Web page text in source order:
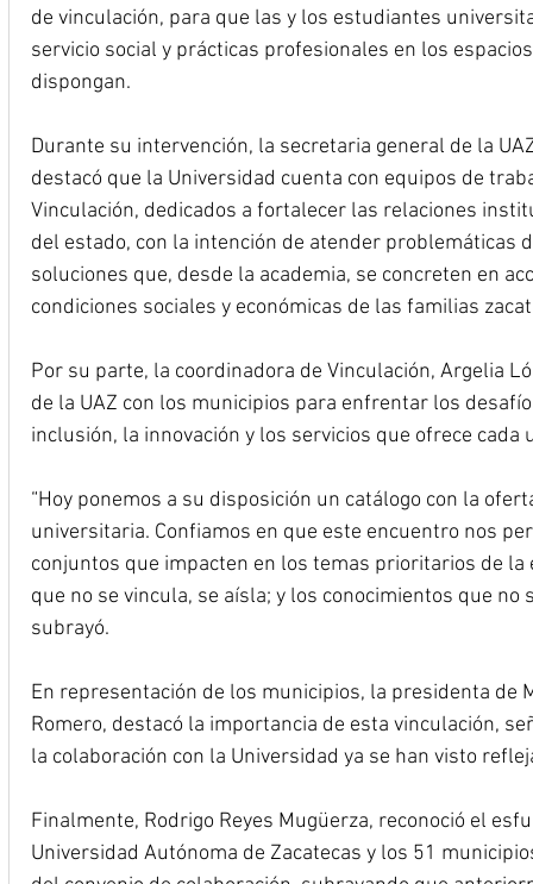
de vinculación, para que las y los estudiantes
servicio social y prácticas profesionales en los
dispongan.
Durante su intervención, la secretaria general de la
destacó que la Universidad cuenta con equipos de
Vinculación, dedicados a fortalecer las relaciones
del estado, con la intención de atender problemáticas
soluciones que, desde la academia, se concreten en
condiciones sociales y económicas de las familias
Por su parte, la coordinadora de Vinculación, Argelia
de la UAZ con los municipios para enfrentar los
inclusión, la innovación y los servicios que ofrece cada
“Hoy ponemos a su disposición un catálogo con la
universitaria. Confiamos en que este encuentro nos
conjuntos que impacten en los temas prioritarios de
que no se vincula, se aísla; y los conocimientos que no
subrayó.
En representación de los municipios, la presidenta de
Romero, destacó la importancia de esta vinculación,
la colaboración con la Universidad ya se han visto
Finalmente, Rodrigo Reyes Mugüerza, reconoció el
Universidad Autónoma de Zacatecas y los 51